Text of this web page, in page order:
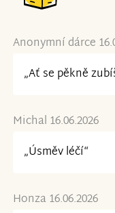
Anonymní dárce
„Ať se pěkně
Michal 16.06.2026
„Úsměv léčí“
Honza 16.06.2026